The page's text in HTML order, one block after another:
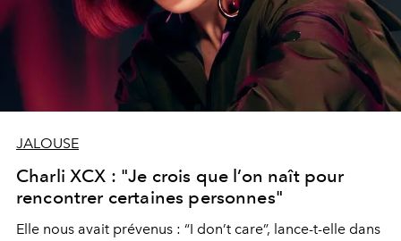
JALOUSE
Charli XCX : "Je crois que l’on naît pour
rencontrer certaines personnes"
Elle nous avait prévenus : “I don’t care”, lance-t-elle dans